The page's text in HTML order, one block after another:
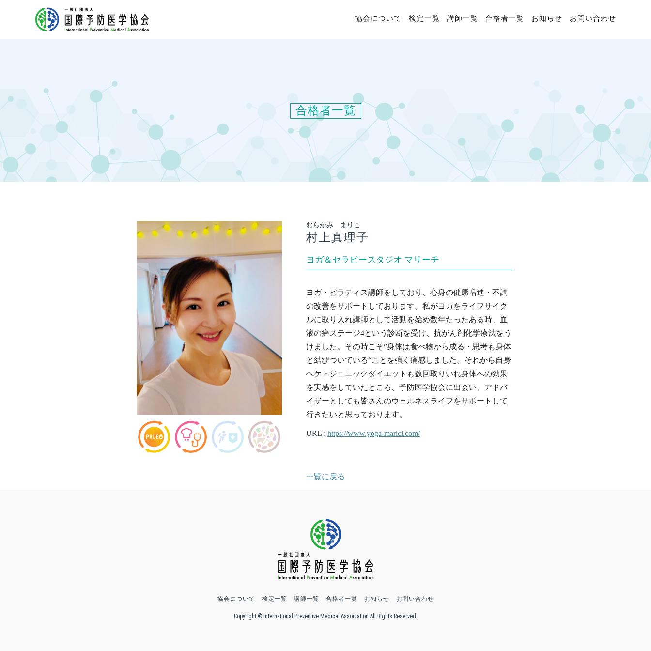
協会について 検定一覧 講師一覧 合格者一覧 お知らせ お問い合わせ
合格者一覧
むらかみ まりこ
村上真理子
ヨガ＆セラピースタジオ マリーチ
ヨガ・ピラティス講師をしており、心身の健康増進・不調
の改善をサポートしております。私がヨガをライフサイク
ルに取り入れ講師として活動を始め数年たったある時、血
液の癌ステージ4という診断を受け、抗がん剤化学療法をう
けました。その時こそ”身体は食べ物から成る・思考も身体
と結びついている“ことを強く痛感しました。それから自身
へケトジェニックダイエットも数回取りいれ身体への効果
を実感をしていたところ、予防医学協会に出会い、アドバ
イザーとしても皆さんのウェルネスライフをサポートして
行きたいと思っております。
URL : https://www.yoga-marici.com/
一覧に戻る
協会について 検定一覧 講師一覧 合格者一覧 お知らせ お問い合わせ
Copyright © International Preventive Medical Association All Rights Reserved.